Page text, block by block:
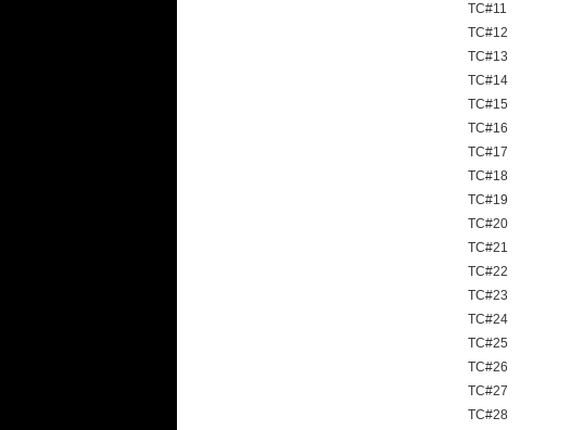
TC#11
TC#12
TC#13
TC#14
TC#15
TC#16
TC#17
TC#18
TC#19
TC#20
TC#21
TC#22
TC#23
TC#24
TC#25
TC#26
TC#27
TC#28